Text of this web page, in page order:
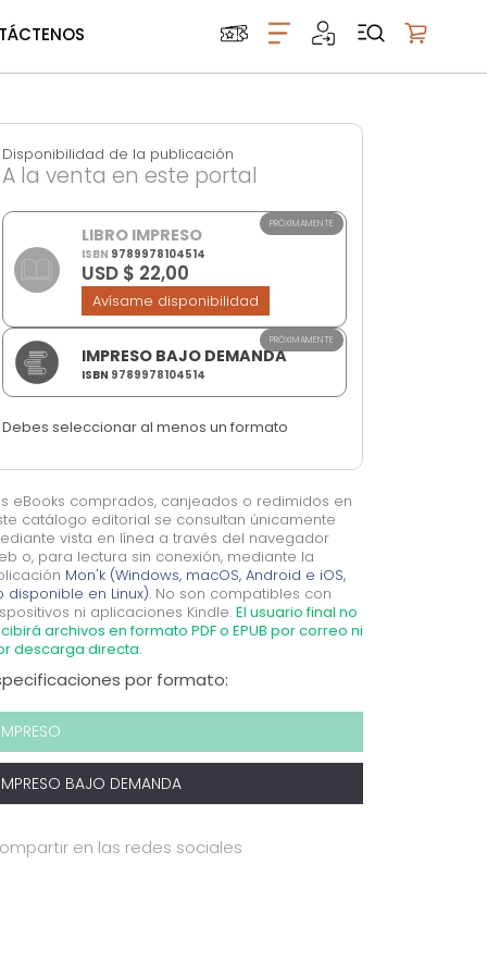
Disponibilidad de la publicación
A la venta en este portal
IMPRESO BAJO DEMANDA
ISBN 9789978104514
PRÓXIMAMENTE
LIBRO IMPRESO
ISBN 9789978104514
PRÓXIMAMENTE
USD $ 22,00
Avísame disponibilidad
Debes seleccionar al menos un formato
eBooks comprados, canjeados o redimidos en
catálogo editorial se consultan únicamente
vista en línea a través del navegador
o, para lectura sin conexión, mediante la
Mon'k (Windows, macOS, Android e iOS,
disponible en Linux).No son compatibles con
ni aplicaciones Kindle. El usuario final no
archivos en formato PDF o EPUB por correo ni
descarga directa.
por formato:
BAJO DEMANDA
en las redes sociales